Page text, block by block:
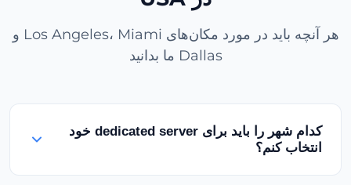
هر آنچه باید در مورد مکان‌های Los Angeles، Miami و
Dallas ما بدانید
کدام شهر را باید برای dedicated server خود
انتخاب کنم؟